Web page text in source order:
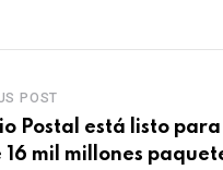
POST
Postal está listo
16 mil millones